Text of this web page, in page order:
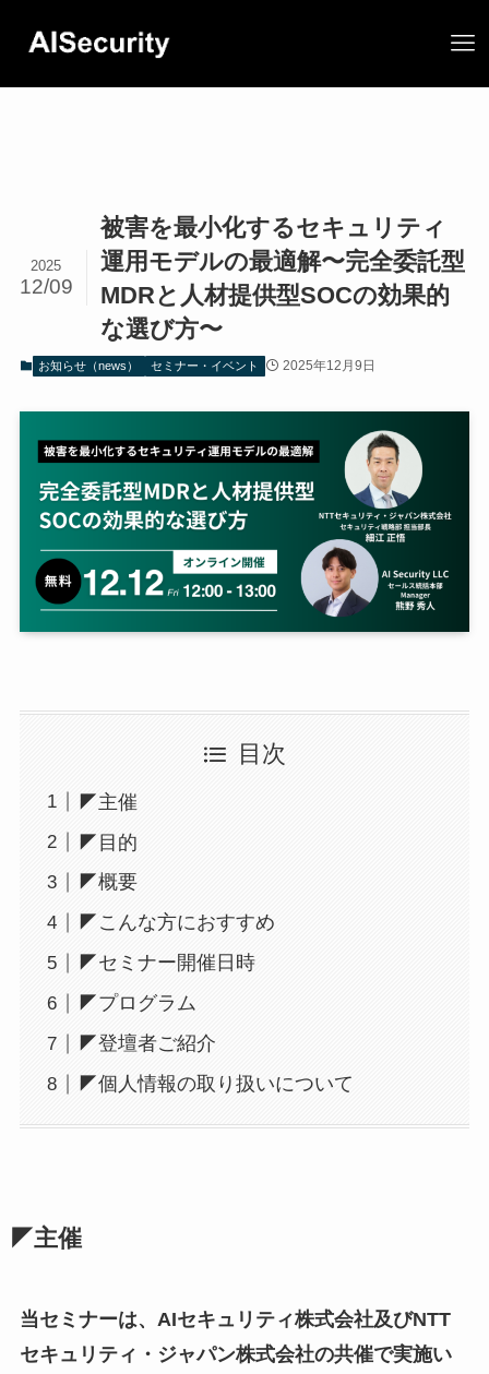
被害を最小化するセキュリティ
運用モデルの最適解〜完全委託型
MDRと人材提供型SOCの効果的
な選び方〜
2025
12/09
お知らせ（news） セミナー・イベント 2025年12月9日
目次
◤主催
◤目的
◤概要
◤こんな方におすすめ
◤セミナー開催日時
◤プログラム
◤登壇者ご紹介
◤個人情報の取り扱いについて
◤主催
当セミナーは、AIセキュリティ株式会社及びNTT
セキュリティ・ジャパン株式会社の共催で実施い